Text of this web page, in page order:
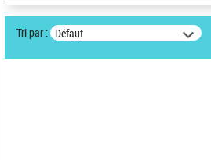
Tri par : Défaut